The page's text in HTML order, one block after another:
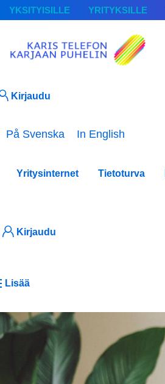
YKSITYISILLE YRITYKSILLE
Kirjaudu
Valitse kieli
På Svenska In English
Yritysinternet Tietoturva
Kirjaudu
Lisää